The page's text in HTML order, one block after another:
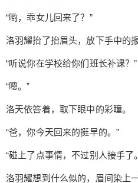
“哟，乖女儿回来了？”
洛羽耀抬了抬眉头，放下手中的报
“听说你在学校给你们班长补课？”
“嗯。”
洛天依答着，取下眼中的彩瞳。
“爸，你今天回来的挺早的。”
“碰上了点事情，不过别人接手了
洛羽耀想到什么似的，眉间染上
瞧，发现一个熟悉的身影
纸。 “听说你在学校给你们
依答着，取下眼中的彩瞳
到什么似的，眉间染上一
多，能不乱跑就不要乱跑，
好了叫我。” “行。” “砰。
次拿起报纸看着。 这一份
扫描二维码继续阅读